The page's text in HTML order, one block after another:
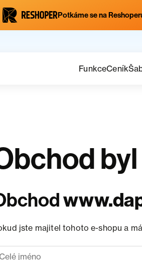
Potkáme se na
FunkceCeník
jste majitel tohoto e-shopu a